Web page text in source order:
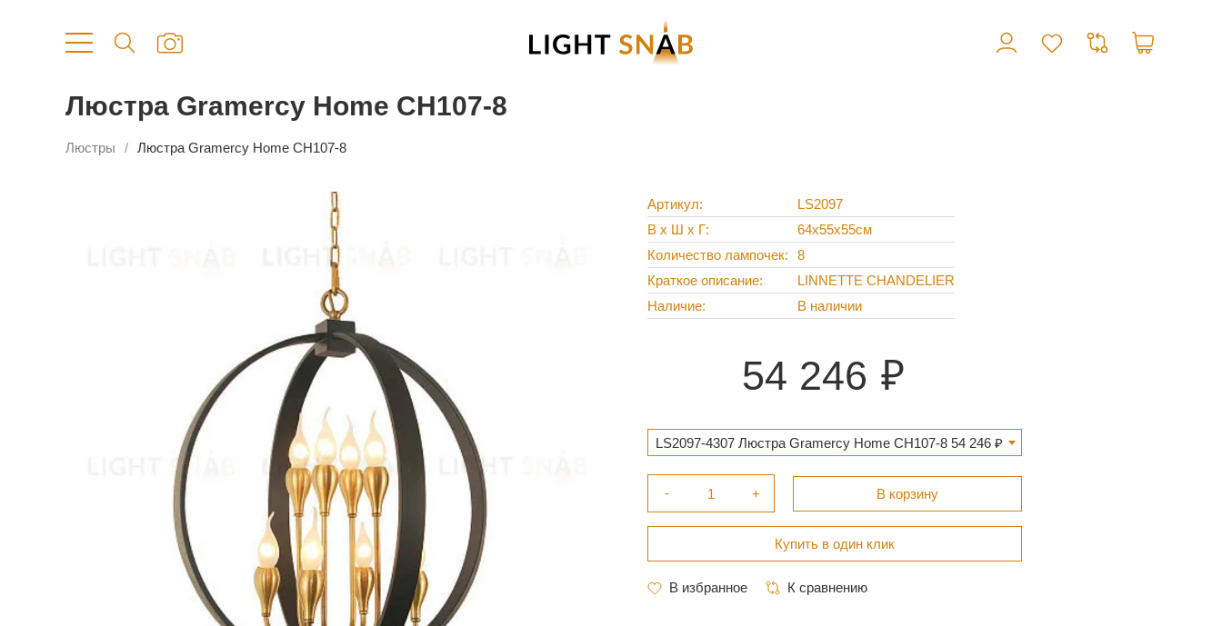
Люстра Gramercy Home CH107-8
Люстры Люстра Gramercy Home CH107-8
Артикул
LS2097
В х Ш х Г
64x55x55см
Количество лампочек
8
Краткое описание
LINNETTE CHANDELIER
Наличие
В наличии
54 246
LS2097-4307 Люстра Gramercy Home CH107-8 54 246 ₽